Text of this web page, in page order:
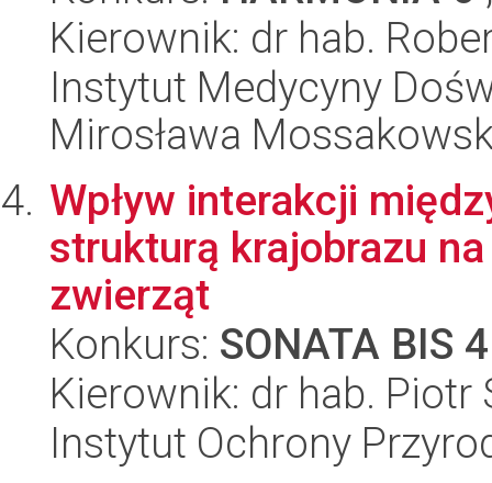
Kierownik: dr hab.
Instytut Medycyny
Mirosława
Wpływ interakcji
strukturą krajobrazu
zwierząt
Konkurs: SONATA BIS 4
Kierownik: dr hab. Piotr
Instytut Ochrony